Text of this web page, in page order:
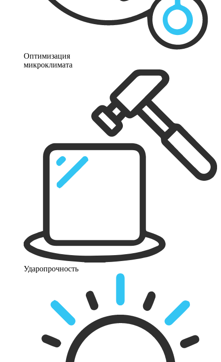
Оптимизация
микроклимата
Ударопрочность